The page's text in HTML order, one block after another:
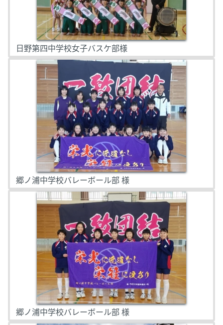
日野第四中学校女子バスケ部様
郷ノ浦中学校バレーボール部 様
郷ノ浦中学校バレーボール部 様